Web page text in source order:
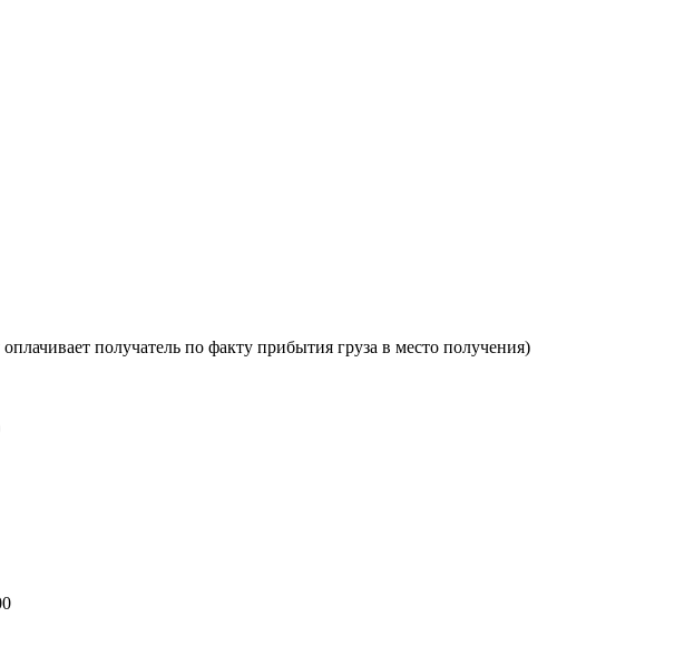
получатель по факту прибытия груза в место получения)